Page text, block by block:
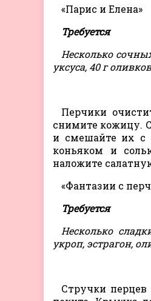
«Парис и Елена»
Требуется
Несколько
уксуса, 40 г
Перчики
снимите кожицу.
и смешайте их с
коньяком и
наложите
«Фантазии с
Требуется
Несколько
укроп, эстрагон,
Стручки